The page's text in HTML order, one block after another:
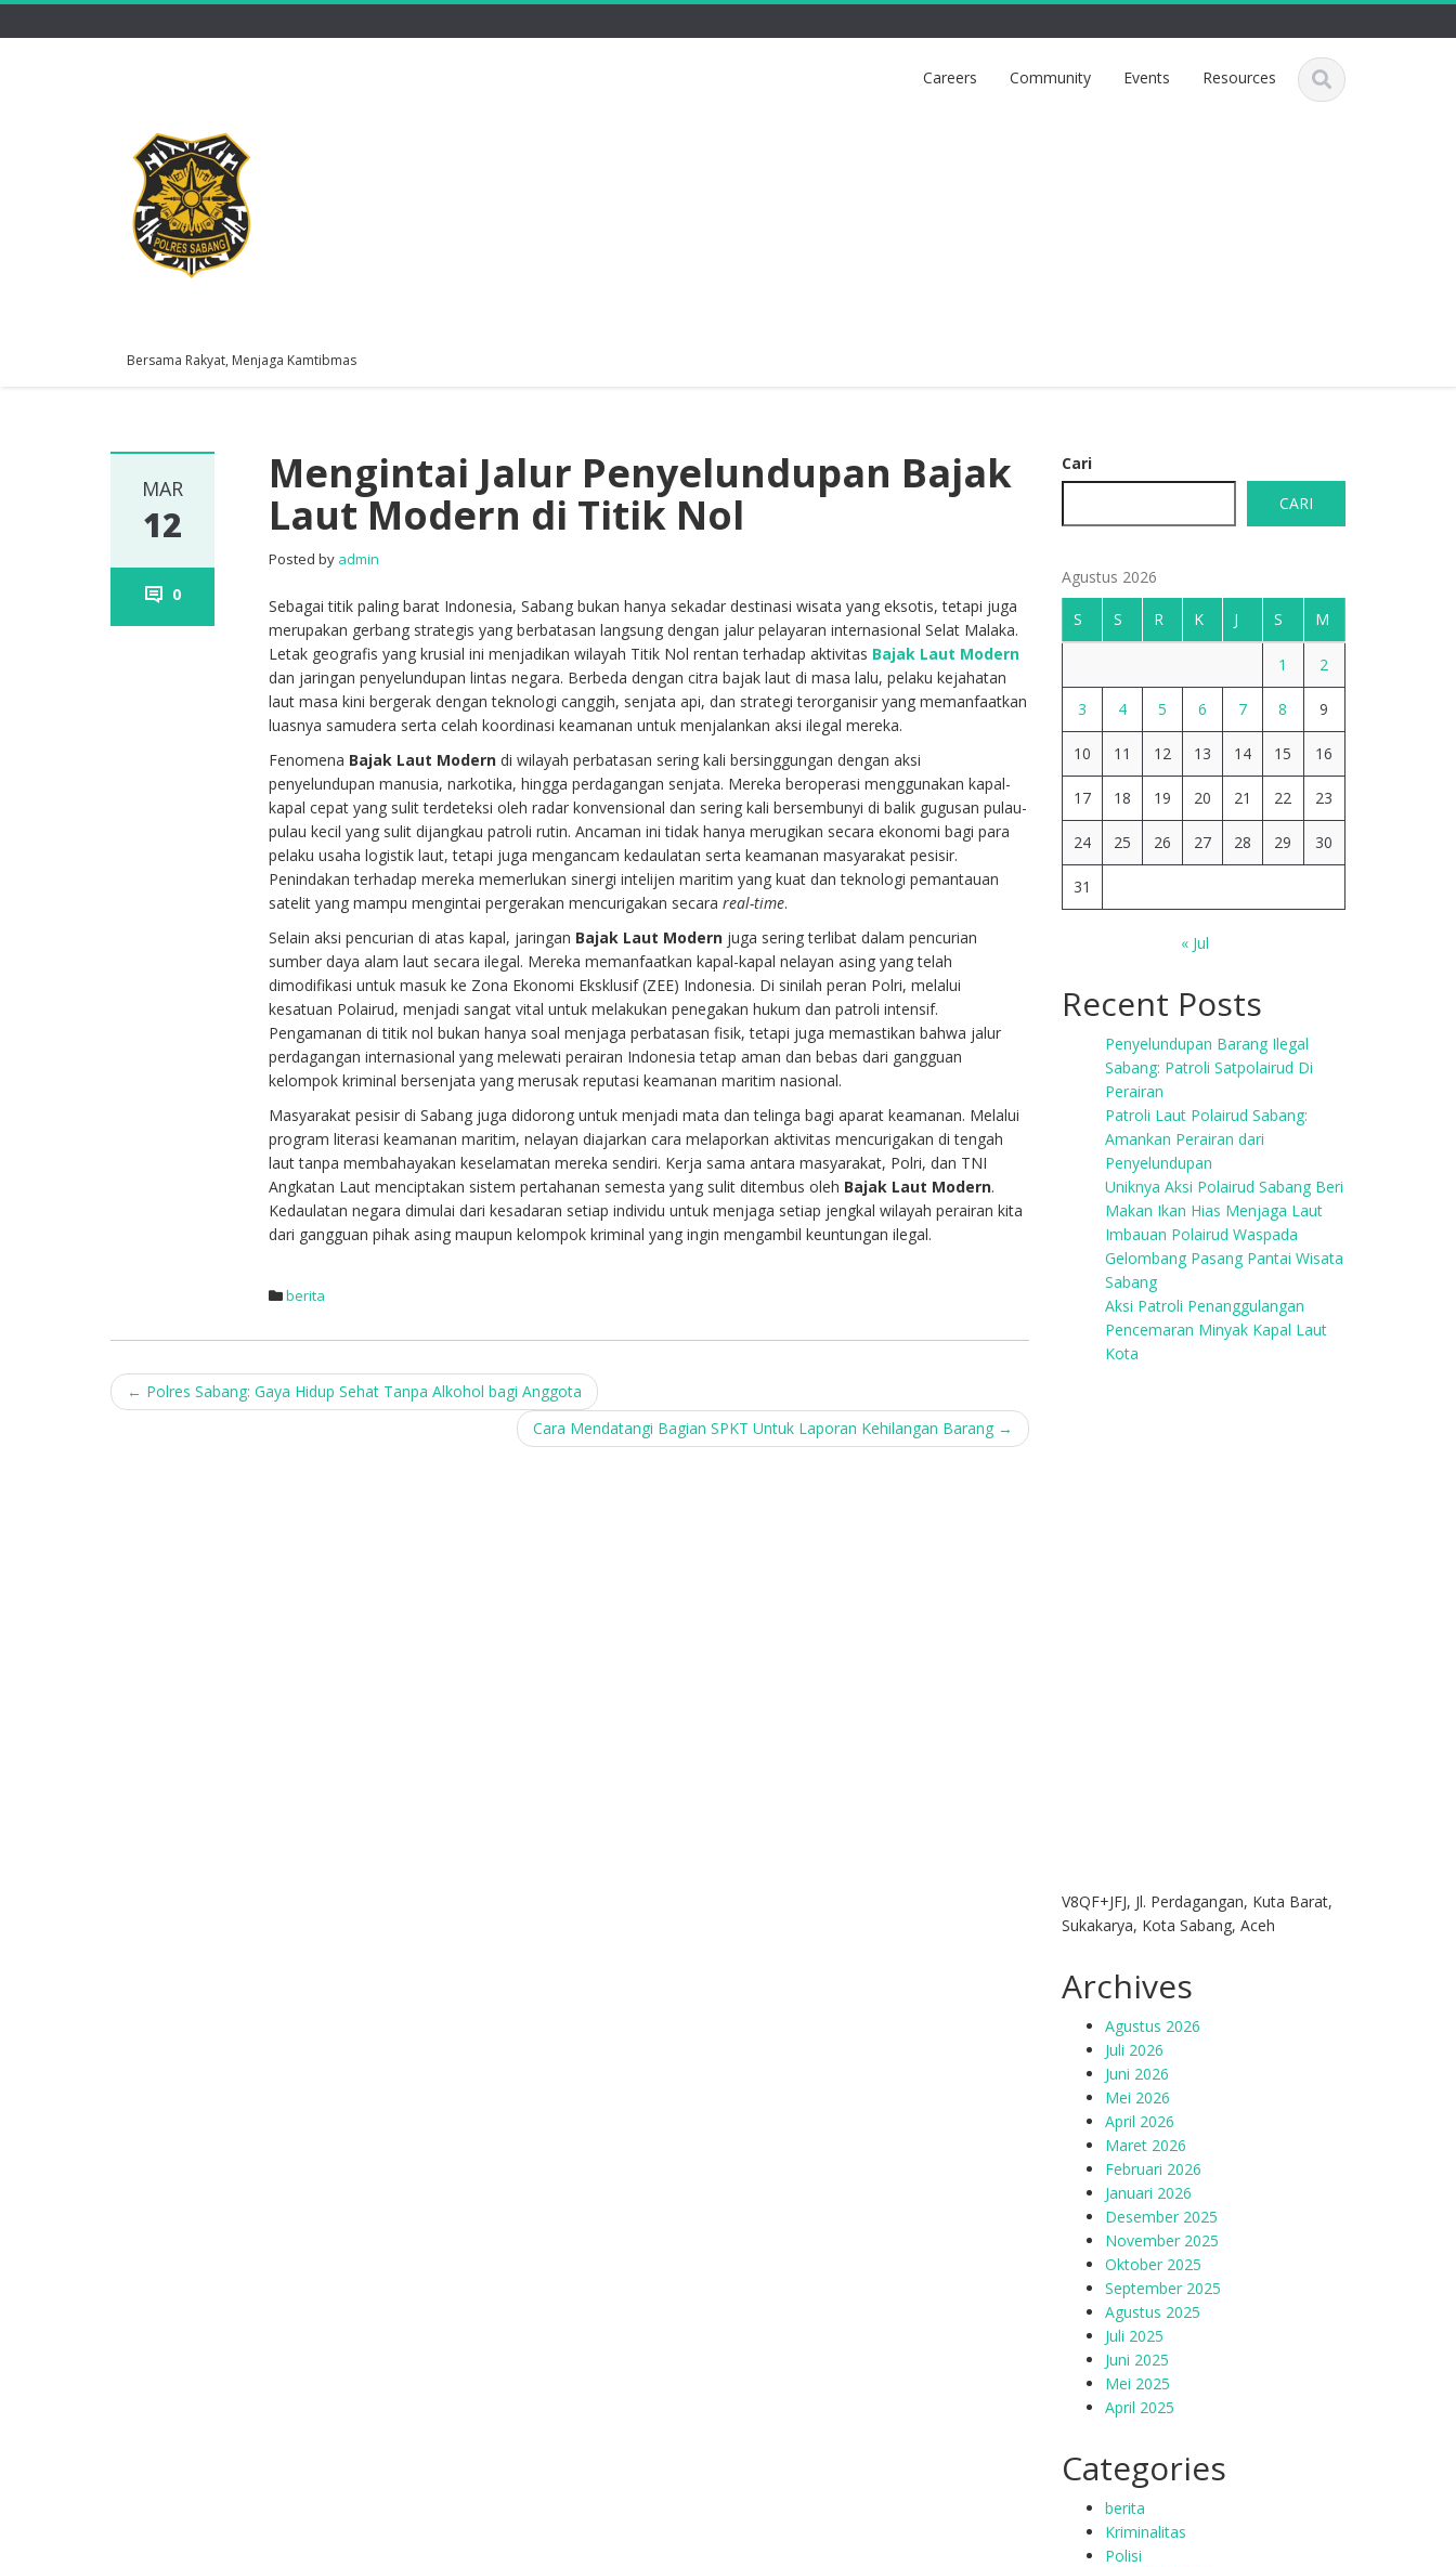
Bersama Rakyat, Menjaga Kamtibmas
Careers Community Events Resources
MAR
12
0
Mengintai Jalur Penyelundupan Bajak
Laut Modern di Titik Nol
Posted by admin
Sebagai titik paling barat Indonesia, Sabang bukan hanya sekadar destinasi wisata yang eksotis, tetapi juga
merupakan gerbang strategis yang berbatasan langsung dengan jalur pelayaran internasional Selat Malaka.
Letak geografis yang krusial ini menjadikan wilayah Titik Nol rentan terhadap aktivitas Bajak Laut Modern
dan jaringan penyelundupan lintas negara. Berbeda dengan citra bajak laut di masa lalu, pelaku kejahatan
laut masa kini bergerak dengan teknologi canggih, senjata api, dan strategi terorganisir yang memanfaatkan
luasnya samudera serta celah koordinasi keamanan untuk menjalankan aksi ilegal mereka.
Fenomena Bajak Laut Modern di wilayah perbatasan sering kali bersinggungan dengan aksi
penyelundupan manusia, narkotika, hingga perdagangan senjata. Mereka beroperasi menggunakan kapal-
kapal cepat yang sulit terdeteksi oleh radar konvensional dan sering kali bersembunyi di balik gugusan pulau-
pulau kecil yang sulit dijangkau patroli rutin. Ancaman ini tidak hanya merugikan secara ekonomi bagi para
pelaku usaha logistik laut, tetapi juga mengancam kedaulatan serta keamanan masyarakat pesisir.
Penindakan terhadap mereka memerlukan sinergi intelijen maritim yang kuat dan teknologi pemantauan
satelit yang mampu mengintai pergerakan mencurigakan secarareal-time.
Selain aksi pencurian di atas kapal, jaringan Bajak Laut Modern juga sering terlibat dalam pencurian
sumber daya alam laut secara ilegal. Mereka memanfaatkan kapal-kapal nelayan asing yang telah
dimodifikasi untuk masuk ke Zona Ekonomi Eksklusif (ZEE) Indonesia. Di sinilah peran Polri, melalui
kesatuan Polairud, menjadi sangat vital untuk melakukan penegakan hukum dan patroli intensif.
Pengamanan di titik nol bukan hanya soal menjaga perbatasan fisik, tetapi juga memastikan bahwa jalur
perdagangan internasional yang melewati perairan Indonesia tetap aman dan bebas dari gangguan
kelompok kriminal bersenjata yang merusak reputasi keamanan maritim nasional.
Masyarakat pesisir di Sabang juga didorong untuk menjadi mata dan telinga bagi aparat keamanan. Melalui
program literasi keamanan maritim, nelayan diajarkan cara melaporkan aktivitas mencurigakan di tengah
laut tanpa membahayakan keselamatan mereka sendiri. Kerja sama antara masyarakat, Polri, dan TNI
Angkatan Laut menciptakan sistem pertahanan semesta yang sulit ditembus oleh Bajak Laut Modern.
Kedaulatan negara dimulai dari kesadaran setiap individu untuk menjaga setiap jengkal wilayah perairan kita
dari gangguan pihak asing maupun kelompok kriminal yang ingin mengambil keuntungan ilegal.
berita
Post
← Polres Sabang: Gaya Hidup Sehat Tanpa Alkohol bagi Anggota
Cara Mendatangi Bagian SPKT Untuk Laporan Kehilangan Barang →
Cari
CARI
Agustus 2026
S S R K J S M
1 2
3 4 5 6 7 8 9
10 11 12 13 14 15 16
17 18 19 20 21 22 23
24 25 26 27 28 29 30
31
« Jul
Recent Posts
Penyelundupan Barang Ilegal
Sabang: Patroli Satpolairud Di
Perairan
Patroli Laut Polairud Sabang:
Amankan Perairan dari
Penyelundupan
Uniknya Aksi Polairud Sabang Beri
Makan Ikan Hias Menjaga Laut
Imbauan Polairud Waspada
Gelombang Pasang Pantai Wisata
Sabang
Aksi Patroli Penanggulangan
Pencemaran Minyak Kapal Laut
Kota
V8QF+JFJ, Jl. Perdagangan, Kuta Barat,
Sukakarya, Kota Sabang, Aceh
Archives
Agustus 2026
Juli 2026
Juni 2026
Mei 2026
April 2026
Maret 2026
Februari 2026
Januari 2026
Desember 2025
November 2025
Oktober 2025
September 2025
Agustus 2025
Juli 2025
Juni 2025
Mei 2025
April 2025
Categories
berita
Kriminalitas
Polisi